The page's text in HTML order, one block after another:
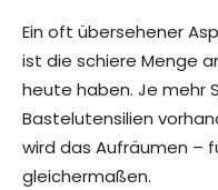
Ein oft übersehener
ist die schiere Menge
heute haben. Je mehr
Bastelutensilien
wird das Aufräumen –
gleichermaßen.